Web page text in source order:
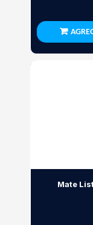
Mate